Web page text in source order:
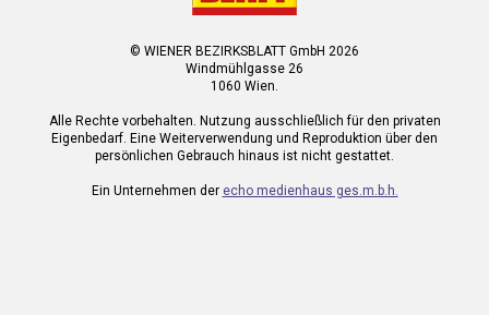
© WIENER BEZIRKSBLATT GmbH 2026
Windmühlgasse 26
1060 Wien.
Alle Rechte vorbehalten. Nutzung ausschließlich für den privaten
Eigenbedarf. Eine Weiterverwendung und Reproduktion über den
persönlichen Gebrauch hinaus ist nicht gestattet.
Ein Unternehmen der echo medienhaus ges.m.b.h.